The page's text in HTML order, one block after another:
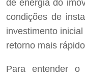
de energia do
condições de
investimento
retorno mais
Para entender